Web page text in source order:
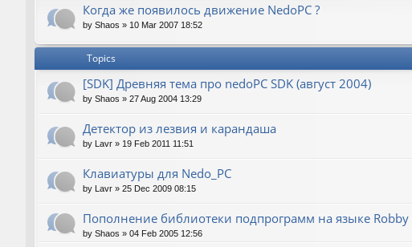
Когда же появилось движение NedoPC ?
by Shaos » 10 Mar 2007 18:52
Topics
[SDK] Древняя тема про nedoPC SDK (август 2004)
by Shaos » 27 Aug 2004 13:29
Детектор из лезвия и карандаша
by Lavr » 19 Feb 2011 11:51
Клавиатуры для Nedo_PC
by Lavr » 25 Dec 2009 08:15
Пополнение библиотеки подпрограмм на языке Robby
by Shaos » 04 Feb 2005 12:56